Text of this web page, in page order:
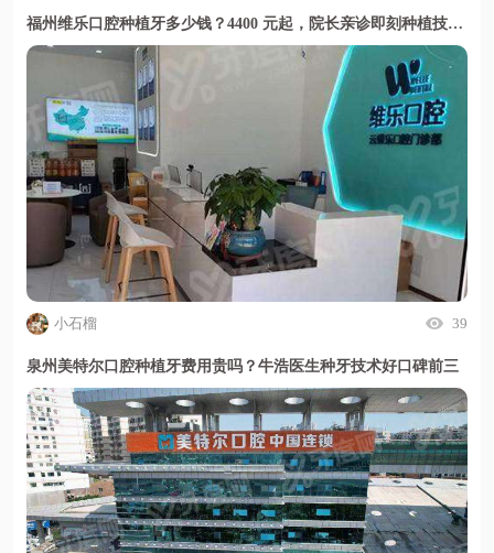
福州维乐口腔种植牙多少钱？4400 元起，院长亲诊即刻种植技术好
小石榴 39
泉州美特尔口腔种植牙费用贵吗？牛浩医生种牙技术好口碑前三